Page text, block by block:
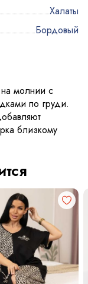
Халаты
Бордовый
молнии с
по груди.
близкому